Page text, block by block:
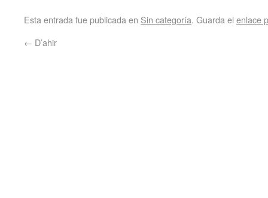
Esta entrada fue publicada en Sin categoría. Guarda el enlace
← D’ahir